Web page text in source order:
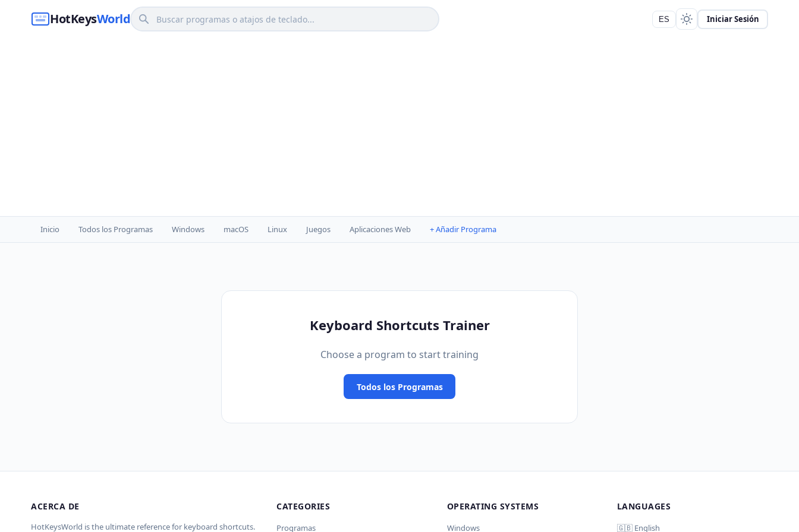
HotKeysWorld ES Iniciar Sesión
Inicio Todos los Programas Windows macOS Linux Juegos Aplicaciones Web + Añadir Programa
Keyboard Shortcuts Trainer
Choose a program to start training
Todos los Programas
ACERCA DE
HotKeysWorld is the ultimate reference for keyboard shortcuts.
CATEGORIES
Programas
OPERATING SYSTEMS
Windows
LANGUAGES
🇬🇧 English